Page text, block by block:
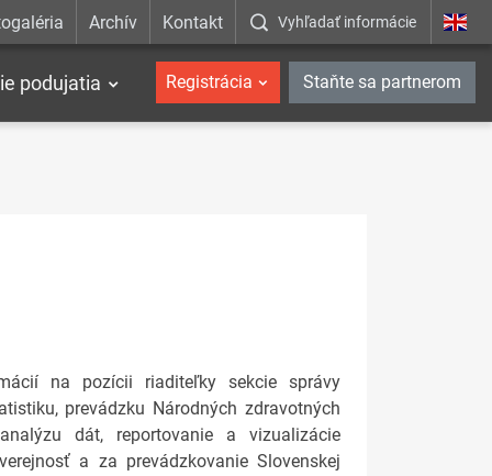
Archív Kontakt Vyhľadať informácie
podujatia Registrácia Staňte sa partnerom
na pozícii riaditeľky sekcie správy
prevádzku Národných zdravotných
dát, reportovanie a vizualizácie
a za prevádzkovanie Slovenskej